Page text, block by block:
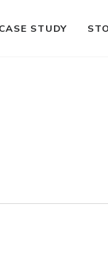
CASE STUDY